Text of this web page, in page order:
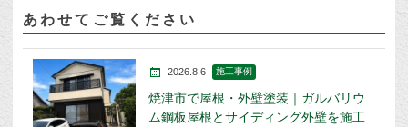
あわせてご覧ください
2026.8.6 施工事例
焼津市で屋根・外壁塗装｜ガルバリウ
ム鋼板屋根とサイディング外壁を施工